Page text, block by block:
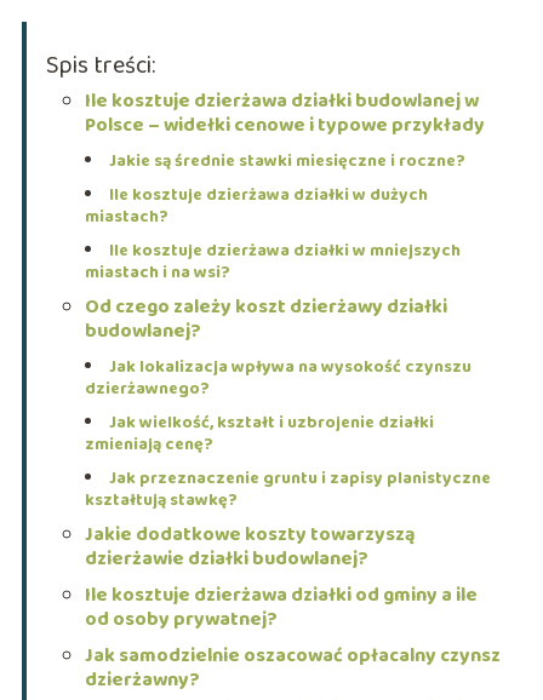
Spis treści:
Ile kosztuje dzierżawa działki budowlanej w
Polsce – widełki cenowe i typowe przykłady
Jakie są średnie stawki miesięczne i roczne?
Ile kosztuje dzierżawa działki w dużych
miastach?
Ile kosztuje dzierżawa działki w mniejszych
miastach i na wsi?
Od czego zależy koszt dzierżawy działki
budowlanej?
Jak lokalizacja wpływa na wysokość czynszu
dzierżawnego?
Jak wielkość, kształt i uzbrojenie działki
zmieniają cenę?
Jak przeznaczenie gruntu i zapisy planistyczne
kształtują stawkę?
Jakie dodatkowe koszty towarzyszą
dzierżawie działki budowlanej?
Ile kosztuje dzierżawa działki od gminy a ile
od osoby prywatnej?
Jak samodzielnie oszacować opłacalny czynsz
dzierżawny?